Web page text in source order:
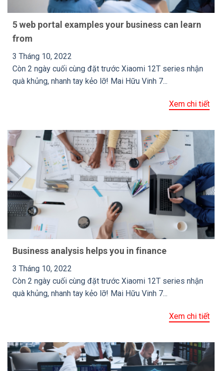
5 web portal examples your business can learn
from
3 Tháng 10, 2022
Còn 2 ngày cuối cùng đặt trước Xiaomi 12T series nhận
quà khủng, nhanh tay kẻo lỡ! Mai Hữu Vinh 7...
Xem chi tiết
Business analysis helps you in finance
3 Tháng 10, 2022
Còn 2 ngày cuối cùng đặt trước Xiaomi 12T series nhận
quà khủng, nhanh tay kẻo lỡ! Mai Hữu Vinh 7...
Xem chi tiết